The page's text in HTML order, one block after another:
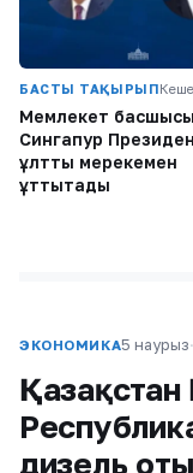
БАСТЫ ТАҚЫРЫП
Мемлекет басшысы
Сингапур
ұлттық мерекемен
құттықтады
ЭКОНОМИКА5 наурыз·
дизель